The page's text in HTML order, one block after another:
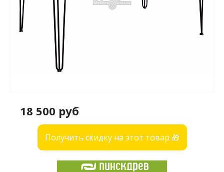
18 500 руб
Получить скидку на этот товар 🎁